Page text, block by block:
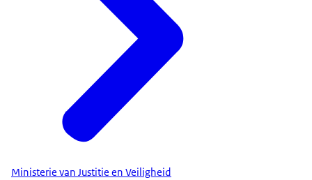
Ministerie van Justitie en Veiligheid